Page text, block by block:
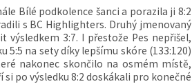
Bílé podkolence šanci a porazila ji 8:2
s BC Highlighters. Druhý jmenovaný
3:7. I přestože Pes nepřišel,
na sety díky lepšímu skóre (133:120)
nakonec skončilo na osmém místě,
po výsledku 8:2 doskákali pro konečné